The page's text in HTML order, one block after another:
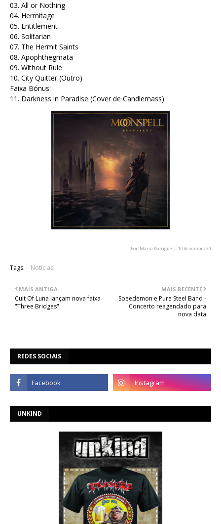
03. All or Nothing
04. Hermitage
05. Entitlement
06. Solitarian
07. The Hermit Saints
08. Apophthegmata
09. Without Rule
10. City Quitter (Outro)
Faixa Bónus:
11. Darkness in Paradise (Cover de Candlemass)
Por: Mário Rodrigues - 10 dezembro 20
Tags: Notícias
MAIS RECENTE
Speedemon e Pure Steel Band -
Concerto reagendado para
nova data
MAIS ANTIGA
Cult Of Luna lançam nova faixa
"Three Bridges"
REDES SOCIAIS
UNKIND